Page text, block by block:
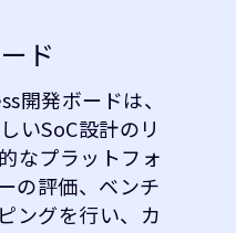
ド
開発ボードは、
いSoC設計のリ
なプラットフォ
の評価、ベンチ
ングを行い、カ